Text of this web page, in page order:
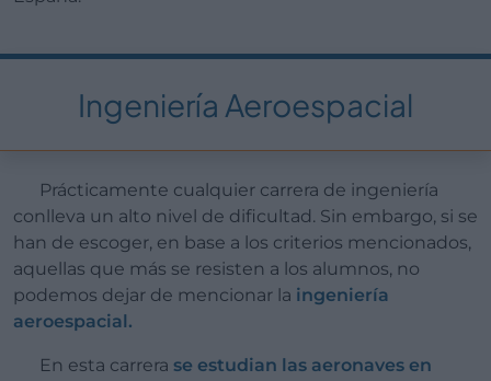
Ingeniería Aeroespacial
Prácticamente cualquier carrera de ingeniería
conlleva un alto nivel de dificultad. Sin embargo, si se
han de escoger, en base a los criterios mencionados,
aquellas que más se resisten a los alumnos, no
podemos dejar de mencionar la ingeniería
aeroespacial.
En esta carrera se estudian las aeronaves en